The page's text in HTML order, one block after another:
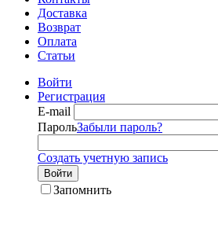
Доставка
Возврат
Оплата
Статьи
Войти
Регистрация
E-mail
ПарольЗабыли пароль?
Создать учетную запись
Войти
Запомнить